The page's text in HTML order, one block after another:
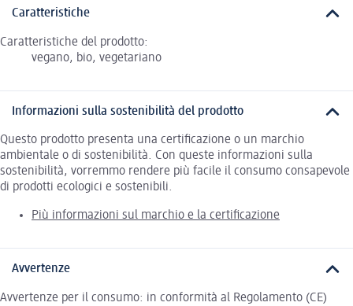
Caratteristiche
Caratteristiche del prodotto:
vegano, bio, vegetariano
Informazioni sulla sostenibilità del prodotto
Questo prodotto presenta una certificazione o un marchio
ambientale o di sostenibilità. Con queste informazioni sulla
sostenibilità, vorremmo rendere più facile il consumo consapevole
di prodotti ecologici e sostenibili.
Più informazioni sul marchio e la certificazione
Avvertenze
Avvertenze per il consumo: in conformità al Regolamento (CE)